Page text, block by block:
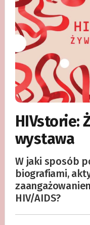
HIVstorie:
wystawa
W jaki sposób
biografiami,
HIV/AIDS?